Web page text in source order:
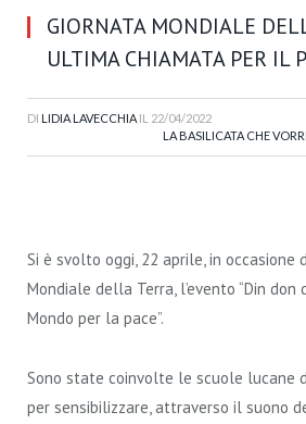
GIORNATA MONDIALE
ULTIMA CHIAMATA PER IL
DI LIDIA LAVECCHIA IL 22/04/2022
LA BASILICATA CHE
Si è svolto oggi, 22 aprile, in occasione
Mondiale della Terra, l’evento “Din
Mondo per la pace”.
Sono state coinvolte le scuole lucane
per sensibilizzare, attraverso il suono